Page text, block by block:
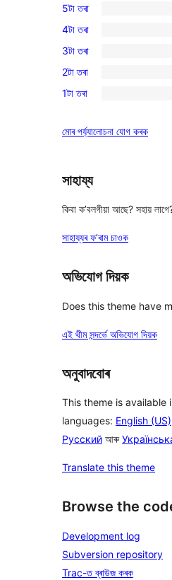
1
5-
star
review
5টা তৰা
0
4-
star
reviews
4টা তৰা
0
3-
star
3টা তৰা
0
2-
reviews
2টা তৰা
0
star
1টা তৰা
মোৰ পৰ্য্যালোচনা যোগ কৰক
সাহায্য
কিবা ক’বলগীয়া আছে? সহায়
সাহায্যৰ ফ’ৰাম চাওক
অভিযোগ দিয়ক
Does this theme have
এই থীম সন্দৰ্ভে অভিযোগ দিয়ক
অনুবাদবোৰ
This theme is available
languages: English (US)
Русский আৰু
Translate this theme
Browse the
Development log
Subversion repository
Trac-ত ব্ৰাউজ কৰক